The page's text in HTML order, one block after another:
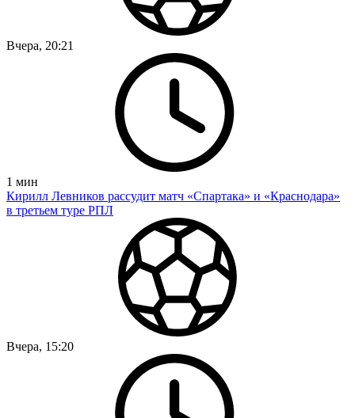
Вчера, 20:21
1 мин
Кирилл Левников рассудит матч «Спартака» и «Краснодара»
в третьем туре РПЛ
Вчера, 15:20